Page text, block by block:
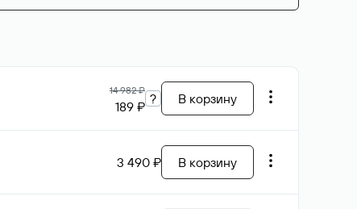
14 982 ₽
189 ₽ ? В корзину
3 490 ₽ В корзину